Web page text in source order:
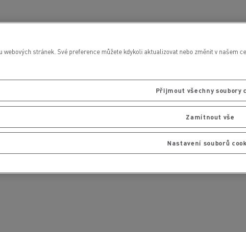
stránek. Své preference můžete kdykoli aktualizovat nebo změnit v
Přijmout všechny soubory
Zamítnout vše
Nastavení souborů